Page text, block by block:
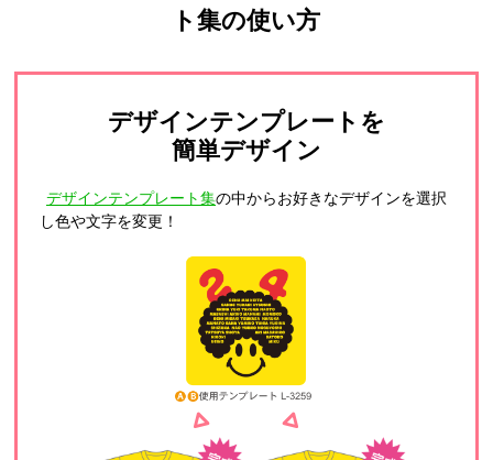
ト集の使い方
デザインテンプレートを
簡単デザイン
デザインテンプレート集の中からお好きなデザインを選択
し色や文字を変更！